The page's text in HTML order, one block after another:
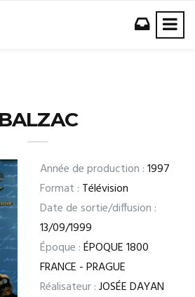
BALZAC
Année de production :1997
Format : Télévision
Date de sortie/diffusion :
13/09/1999
Époque :ÉPOQUE 1800
FRANCE - PRAGUE
Réalisateur :JOSÉE DAYAN